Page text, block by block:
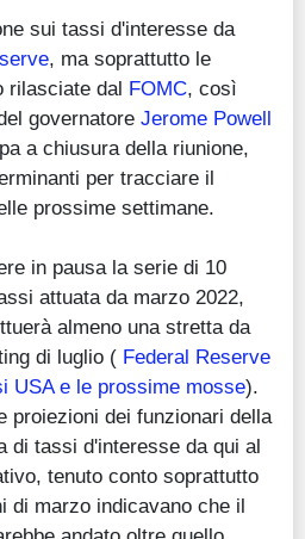
sui tassi d'interesse da
, ma soprattutto le
rilasciate dal FOMC, così
governatore Jerome Powell
a chiusura della riunione,
per tracciare il
prossime settimane.
in pausa la serie di 10
attuata da marzo 2022,
almeno una stretta da
di luglio ( Federal Reserve
USA e le prossime mosse).
proiezioni dei funzionari della
di tassi d'interesse da qui al
tenuto conto soprattutto
di marzo indicavano che il